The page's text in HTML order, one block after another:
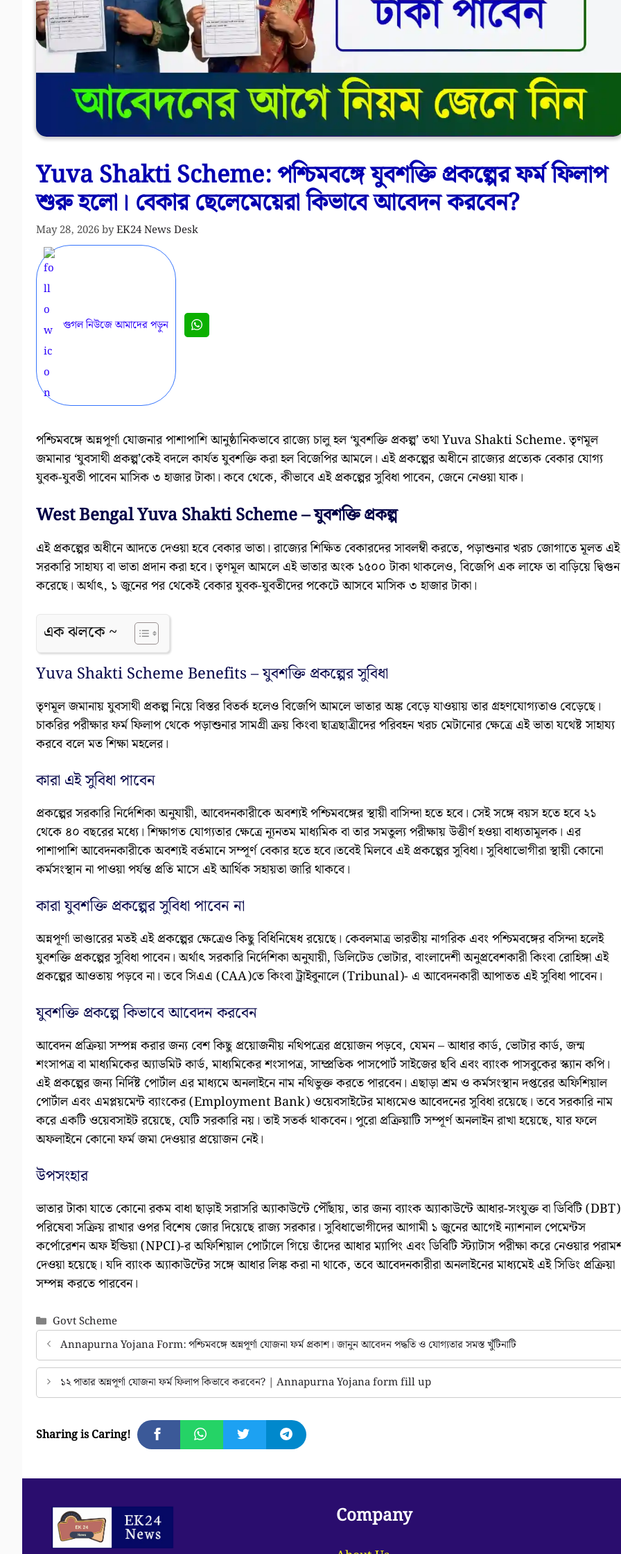
Yuva Shakti Scheme: পশ্চিমবঙ্গে যুবশক্তি প্রকল্পের ফর্ম ফিলাপ
শুরু হলো। বেকার ছেলেমেয়েরা কিভাবে আবেদন করবেন?
May 28, 2026byEK24 News Desk
গুগল নিউজে আমাদের পড়ুন
পশ্চিমবঙ্গে অন্নপূর্ণা যোজনার পাশাপাশি আনুষ্ঠানিকভাবে রাজ্যে চালু হল ‘যুবশক্তি প্রকল্প’ তথা Yuva Shakti Scheme. তৃণমূল
জমানার ‘যুবসাথী প্রকল্প’কেই বদলে কার্যত যুবশক্তি করা হল বিজেপির আমলে। এই প্রকল্পের অধীনে রাজ্যের প্রত্যেক বেকার যোগ্য
যুবক-যুবতী পাবেন মাসিক ৩ হাজার টাকা। কবে থেকে, কীভাবে এই প্রকল্পের সুবিধা পাবেন, জেনে নেওয়া যাক।
West Bengal Yuva Shakti Scheme – যুবশক্তি প্রকল্প
এই প্রকল্পের অধীনে আদতে দেওয়া হবে বেকার ভাতা। রাজ্যের শিক্ষিত বেকারদের সাবলম্বী করতে, পড়াশুনার খরচ জোগাতে মূলত এই
সরকারি সাহায্য বা ভাতা প্রদান করা হবে। তৃণমূল আমলে এই ভাতার অংক ১৫০০ টাকা থাকলেও, বিজেপি এক লাফে তা বাড়িয়ে দ্বিগুন
করেছে। অর্থাৎ, ১ জুনের পর থেকেই বেকার যুবক-যুবতীদের পকেটে আসবে মাসিক ৩ হাজার টাকা।
এক ঝলকে ~
Yuva Shakti Scheme Benefits – যুবশক্তি প্রকল্পের সুবিধা
তৃণমূল জমানায় যুবসাথী প্রকল্প নিয়ে বিস্তর বিতর্ক হলেও বিজেপি আমলে ভাতার অঙ্ক বেড়ে যাওয়ায় তার গ্রহণযোগ্যতাও বেড়েছে।
চাকরির পরীক্ষার ফর্ম ফিলাপ থেকে পড়াশুনার সামগ্রী ক্রয় কিংবা ছাত্রছাত্রীদের পরিবহন খরচ মেটানোর ক্ষেত্রে এই ভাতা যথেষ্ট সাহায্য
করবে বলে মত শিক্ষা মহলের।
কারা এই সুবিধা পাবেন
প্রকল্পের সরকারি নির্দেশিকা অনুযায়ী, আবেদনকারীকে অবশ্যই পশ্চিমবঙ্গের স্থায়ী বাসিন্দা হতে হবে। সেই সঙ্গে বয়স হতে হবে ২১
থেকে ৪০ বছরের মধ্যে। শিক্ষাগত যোগ্যতার ক্ষেত্রে ন্যূনতম মাধ্যমিক বা তার সমতুল্য পরীক্ষায় উত্তীর্ণ হওয়া বাধ্যতামূলক। এর
পাশাপাশি আবেদনকারীকে অবশ্যই বর্তমানে সম্পূর্ণ বেকার হতে হবে।তবেই মিলবে এই প্রকল্পের সুবিধা। সুবিধাভোগীরা স্থায়ী কোনো
কর্মসংস্থান না পাওয়া পর্যন্ত প্রতি মাসে এই আর্থিক সহায়তা জারি থাকবে।
কারা যুবশক্তি প্রকল্পের সুবিধা পাবেন না
অন্নপূর্ণা ভাণ্ডারের মতই এই প্রকল্পের ক্ষেত্রেও কিছু বিধিনিষেধ রয়েছে। কেবলমাত্র ভারতীয় নাগরিক এবং পশ্চিমবঙ্গের বসিন্দা হলেই
যুবশক্তি প্রকল্পের সুবিধা পাবেন। অর্থাৎ সরকারি নির্দেশিকা অনুযায়ী, ডিলিটেড ভোটার, বাংলাদেশী অনুপ্রবেশকারী কিংবা রোহিঙ্গা এই
প্রকল্পের আওতায় পড়বে না। তবে সিএএ (CAA)তে কিংবা ট্রাইবুনালে (Tribunal)- এ আবেদনকারী আপাতত এই সুবিধা পাবেন।
যুবশক্তি প্রকল্পে কিভাবে আবেদন করবেন
আবেদন প্রক্রিয়া সম্পন্ন করার জন্য বেশ কিছু প্রয়োজনীয় নথিপত্রের প্রয়োজন পড়বে, যেমন – আধার কার্ড, ভোটার কার্ড, জন্ম
শংসাপত্র বা মাধ্যমিকের অ্যাডমিট কার্ড, মাধ্যমিকের শংসাপত্র, সাম্প্রতিক পাসপোর্ট সাইজের ছবি এবং ব্যাংক পাসবুকের স্ক্যান কপি।
এই প্রকল্পের জন্য নির্দিষ্ট পোর্টাল এর মাধ্যমে অনলাইনে নাম নথিভুক্ত করতে পারবেন। এছাড়া শ্রম ও কর্মসংস্থান দপ্তরের অফিশিয়াল
পোর্টাল এবং এমপ্লয়মেন্ট ব্যাংকের (Employment Bank) ওয়েবসাইটের মাধ্যমেও আবেদনের সুবিধা রয়েছে। তবে সরকারি নাম
করে একটি ওয়েবসাইট রয়েছে, যেটি সরকারি নয়। তাই সতর্ক থাকবেন। পুরো প্রক্রিয়াটি সম্পূর্ণ অনলাইন রাখা হয়েছে, যার ফলে
অফলাইনে কোনো ফর্ম জমা দেওয়ার প্রয়োজন নেই।
উপসংহার
ভাতার টাকা যাতে কোনো রকম বাধা ছাড়াই সরাসরি অ্যাকাউন্টে পৌঁছায়, তার জন্য ব্যাংক অ্যাকাউন্টে আধার-সংযুক্ত বা ডিবিটি (DBT)
পরিষেবা সক্রিয় রাখার ওপর বিশেষ জোর দিয়েছে রাজ্য সরকার। সুবিধাভোগীদের আগামী ১ জুনের আগেই ন্যাশনাল পেমেন্টস
কর্পোরেশন অফ ইন্ডিয়া (NPCI)-র অফিশিয়াল পোর্টালে গিয়ে তাঁদের আধার ম্যাপিং এবং ডিবিটি স্ট্যাটাস পরীক্ষা করে নেওয়ার
দেওয়া হয়েছে। যদি ব্যাংক অ্যাকাউন্টের সঙ্গে আধার লিঙ্ক করা না থাকে, তবে আবেদনকারীরা অনলাইনের মাধ্যমেই এই সিডিং প্রক্রিয়া
সম্পন্ন করতে পারবেন।
Categories
Govt Scheme
Annapurna Yojana Form: পশ্চিমবঙ্গে অন্নপূর্ণা যোজনা ফর্ম প্রকাশ। জানুন আবেদন পদ্ধতি ও যোগ্যতার সমস্ত খুঁটিনাটি
১২ পাতার অন্নপূর্ণা যোজনা ফর্ম ফিলাপ কিভাবে করবেন? | Annapurna Yojana form fill up
Sharing is Caring!
Company